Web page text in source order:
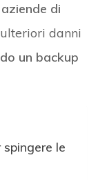
di
danni
un backup
le